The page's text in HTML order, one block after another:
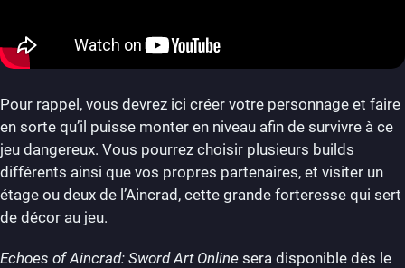
Pour rappel, vous devrez ici créer votre personnage et faire
en sorte qu’il puisse monter en niveau afin de survivre à ce
jeu dangereux. Vous pourrez choisir plusieurs builds
différents ainsi que vos propres partenaires, et visiter un
étage ou deux de l’Aincrad, cette grande forteresse qui sert
de décor au jeu.
Echoes of Aincrad: Sword Art Online sera disponible dès le